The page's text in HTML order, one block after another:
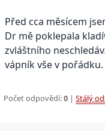
Před cca měsícem
Dr mě poklepala
zvláštního
vápník vše v pořádku.
Počet odpovědí:0 |Stálý